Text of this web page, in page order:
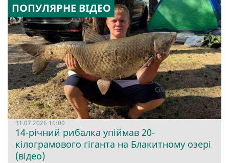
ПОПУЛЯРНЕ ВІДЕО
31.07.2026 16:00
14-річний рибалка упіймав 20-
кілограмового гіганта на Блакитному озері
(відео)